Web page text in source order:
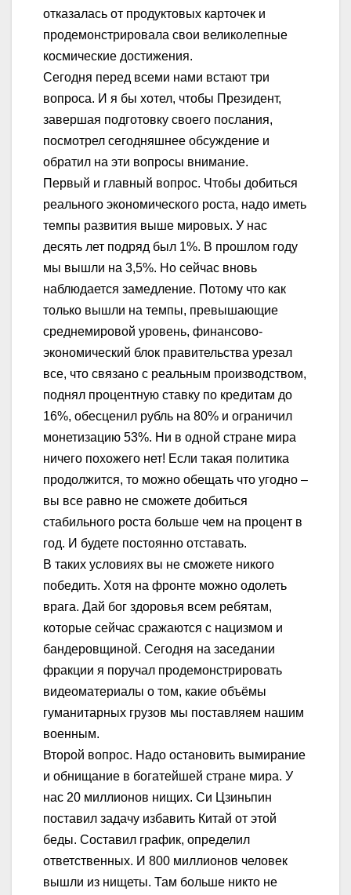
отказалась от продуктовых карточек и
продемонстрировала свои великолепные
космические достижения.
Сегодня перед всеми нами встают три
вопроса. И я бы хотел, чтобы Президент,
завершая подготовку своего послания,
посмотрел сегодняшнее обсуждение и
обратил на эти вопросы внимание.
Первый и главный вопрос. Чтобы добиться
реального экономического роста, надо иметь
темпы развития выше мировых. У нас
десять лет подряд был 1%. В прошлом году
мы вышли на 3,5%. Но сейчас вновь
наблюдается замедление. Потому что как
только вышли на темпы, превышающие
среднемировой уровень, финансово-
экономический блок правительства урезал
все, что связано с реальным производством,
поднял процентную ставку по кредитам до
16%, обесценил рубль на 80% и ограничил
монетизацию 53%. Ни в одной стране мира
ничего похожего нет! Если такая политика
продолжится, то можно обещать что угодно –
вы все равно не сможете добиться
стабильного роста больше чем на процент в
год. И будете постоянно отставать.
В таких условиях вы не сможете никого
победить. Хотя на фронте можно одолеть
врага. Дай бог здоровья всем ребятам,
которые сейчас сражаются с нацизмом и
бандеровщиной. Сегодня на заседании
фракции я поручал продемонстрировать
видеоматериалы о том, какие объёмы
гуманитарных грузов мы поставляем нашим
военным.
Второй вопрос. Надо остановить вымирание
и обнищание в богатейшей стране мира. У
нас 20 миллионов нищих. Си Цзиньпин
поставил задачу избавить Китай от этой
беды. Составил график, определил
ответственных. И 800 миллионов человек
вышли из нищеты. Там больше никто не